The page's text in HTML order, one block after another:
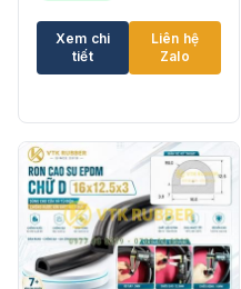
Xem chi
tiết
Liên hệ
Zalo